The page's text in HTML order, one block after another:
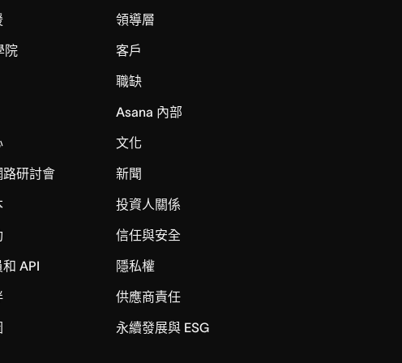
院
路研討會
API
領導層
客戶
職缺
Asana 內部
文化
新聞
投資人關係
信任與安全
隱私權
供應商責任
永續發展與 ESG